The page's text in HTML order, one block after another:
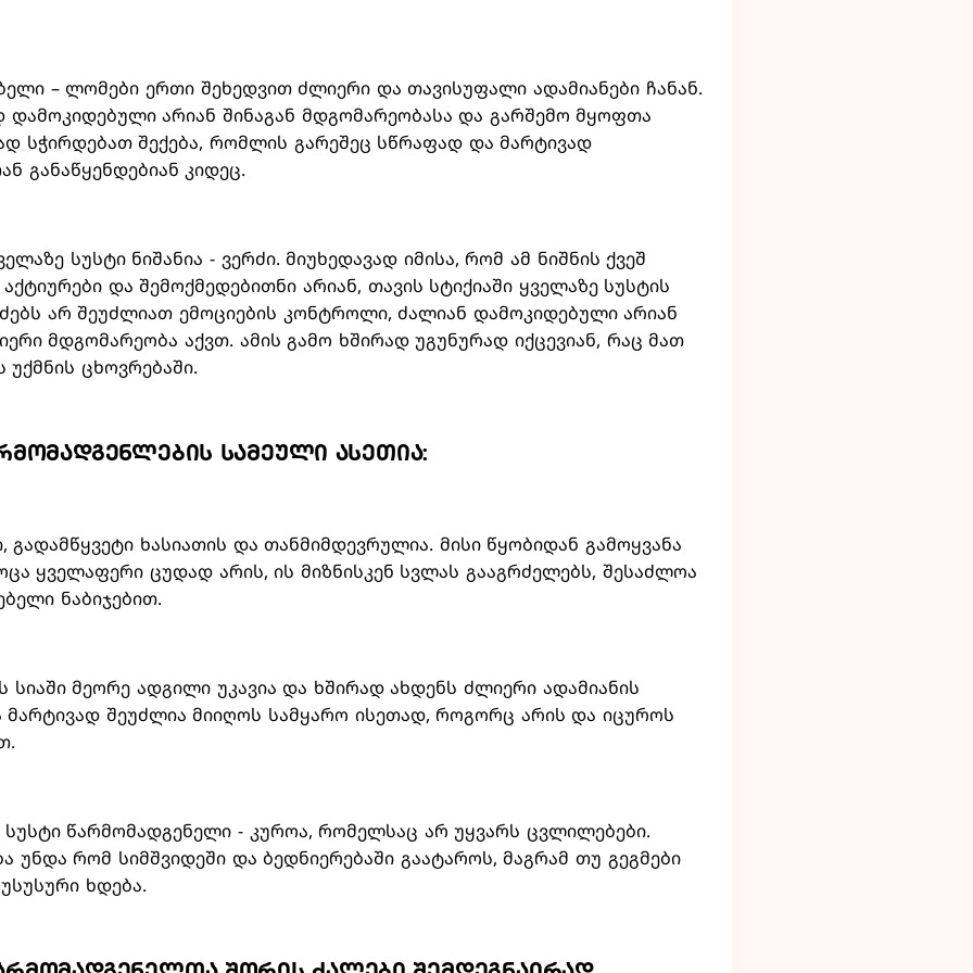
– ლომები ერთი შეხედვით ძლიერი და თავისუფალი ადამიანები ჩანან.
დამოკიდებული არიან შინაგან მდგომარეობასა და გარშემო მყოფთა
სჭირდებათ შექება, რომლის გარეშეც სწრაფად და მარტივად
განაწყენდებიან კიდეც.
სუსტი ნიშანია - ვერძი. მიუხედავად იმისა, რომ ამ ნიშნის ქვეშ
და შემოქმედებითნი არიან, თავის სტიქიაში ყველაზე სუსტის
არ შეუძლიათ ემოციების კონტროლი, ძალიან დამოკიდებული არიან
მდგომარეობა აქვთ. ამის გამო ხშირად უგუნურად იქცევიან, რაც მათ
ცხოვრებაში.
სამეული ასეთია:
გადამწყვეტი ხასიათის და თანმიმდევრულია. მისი წყობიდან გამოყვანა
ყველაფერი ცუდად არის, ის მიზნისკენ სვლას გააგრძელებს, შესაძლოა
ნაბიჯებით.
სიაში მეორე ადგილი უკავია და ხშირად ახდენს ძლიერი ადამიანის
მარტივად შეუძლია მიიღოს სამყარო ისეთად, როგორც არის და იცუროს
სუსტი წარმომადგენელი - კუროა, რომელსაც არ უყვარს ცვლილებები.
უნდა რომ სიმშვიდეში და ბედნიერებაში გაატაროს, მაგრამ თუ გეგმები
ხდება.